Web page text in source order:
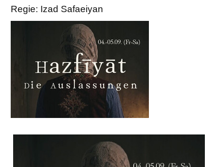
Regie: Izad Safaeiyan